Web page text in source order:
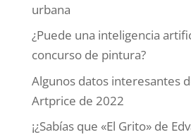
urbana
¿Puede una inteligencia
concurso de pintura?
Algunos datos interesantes
Artprice de 2022
¡¿Sabías que «El Grito» de